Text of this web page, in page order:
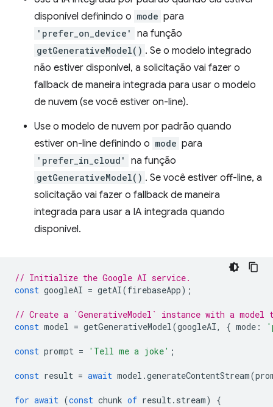
disponível definindo o mode para
'prefer_on_device' na função
getGenerativeModel() . Se o modelo integrado
não estiver disponível, a solicitação vai fazer o
fallback de maneira integrada para usar o modelo
de nuvem (se você estiver on-line).
Use o modelo de nuvem por padrão quando
estiver on-line definindo o mode para
'prefer_in_cloud' na função
getGenerativeModel() . Se você estiver off-line, a
solicitação vai fazer o fallback de maneira
integrada para usar a IA integrada quando
disponível.
// Initialize the Google AI service.
const googleAI = getAI(firebaseApp);
// Create a `GenerativeModel` instance with a model
const model = getGenerativeModel(googleAI, { mode :
const prompt = 'Tell me a joke' ;
const result = await model .generateContentStream(
for await (const chunk of result. stream)
{